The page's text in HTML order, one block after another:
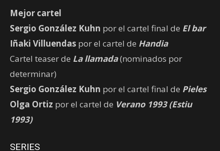
Mejor cartel
Sergio González Kuhn por el cartel final de El bar
Iñaki Villuendas por el cartel de Handia
Cartel teaser de La llamada(nominados por
determinar)
Sergio González Kuhn por el cartel final de Pieles
Olga Ortiz por el cartel de Verano 1993 (Estiu
1993)
SERIES